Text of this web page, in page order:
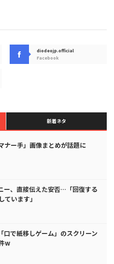
diodeojp.official
Facebook
新着ネタ
ナー手」画像まとめが話題に
ー、直接伝えた安否…「回復する
ています」
口で紙移しゲーム」のスクリーン
w